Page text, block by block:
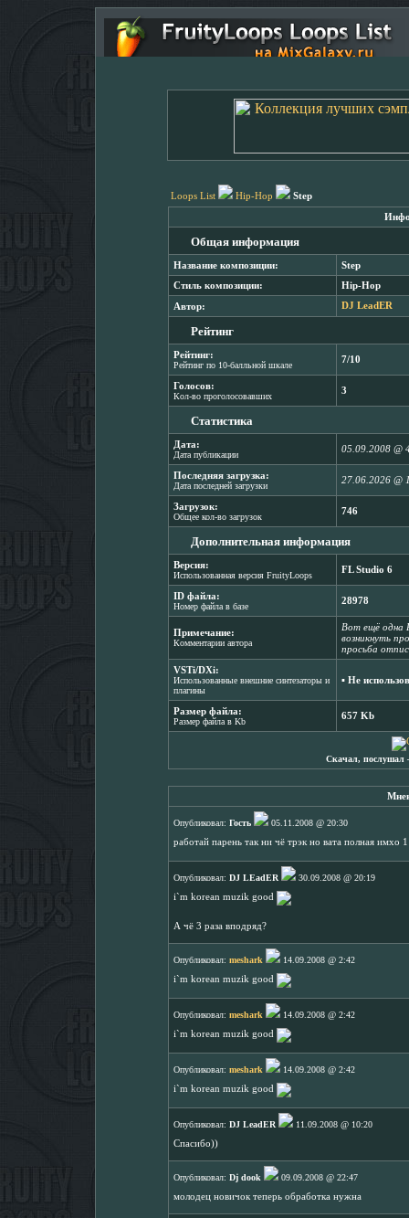
Loops List Hip-Hop Step
Общая информация
Название композиции: Step
Стиль композиции: Hip-Hop
Автор: DJ LeadER
Рейтинг
Рейтинг:
Рейтинг по 10-балльной шкале
7/10
Голосов:
Кол-во проголосовавших
3
Статистика
Дата:
Дата публикации
05.09.2008 @
Последняя загрузка:
Дата последней загрузки
27.06.2026 @
Загрузок:
Общее кол-во загрузок
746
Дополнительная информация
Версия:
Использованная версия FruityLoops
FL Studio 6
ID файла:
Номер файла в базе
28978
Примечание:
Комментарии автора
Вот ещё одна
возникнуть
просьба
VSTi/DXi:
Использованные внешние синтезаторы и
плагины
▪ Не
Размер файла:
Размер файла в Kb
657 Kb
Скачал, послушал
Опубликовал: Гость
05.11.2008 @ 20:30
работай парень так ни чё трэк но вата полная имхо
Опубликовал: DJ LEadER
30.09.2008 @ 20:19
i`m korean muzik good
А чё 3 раза вподряд?
Опубликовал: meshark
14.09.2008 @ 2:42
i`m korean muzik good
Опубликовал: meshark
14.09.2008 @ 2:42
i`m korean muzik good
Опубликовал: meshark
14.09.2008 @ 2:42
i`m korean muzik good
Опубликовал: DJ LeadER
11.09.2008 @ 10:20
Спасибо))
Опубликовал: Dj dook
09.09.2008 @ 22:47
молодец новичок теперь обработка нужна